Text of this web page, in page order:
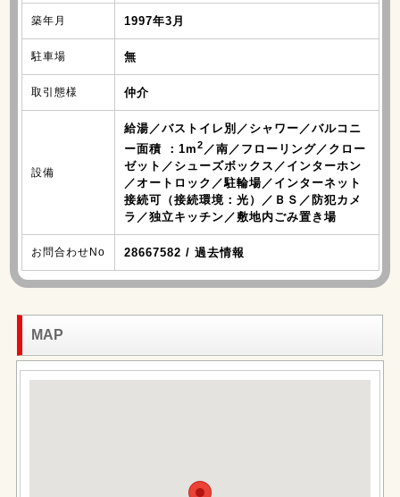
築年月 1997年3月
駐車場 無
取引態様 仲介
設備
給湯／バストイレ別／シャワー／バルコニ
ー面積 ：1m2 ／南／フローリング／クロー
ゼット／シューズボックス／インターホン
／オートロック／駐輪場／インターネット
接続可（接続環境：光）／ＢＳ／防犯カメ
ラ／独立キッチン／敷地内ごみ置き場
お問合わせNo 28667582 / 過去情報
MAP